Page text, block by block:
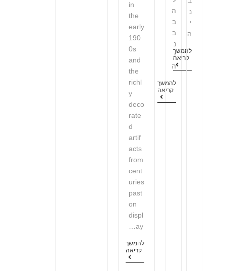
נ
י
ה
להמשך
קריאה
ה
ב
ב
נ
י
ה
להמשך
קריאה
in
the
early
190
0s
and
the
richl
y
deco
rate
d
artif
acts
from
cent
uries
past
on
displ
ay…
להמשך
קריאה